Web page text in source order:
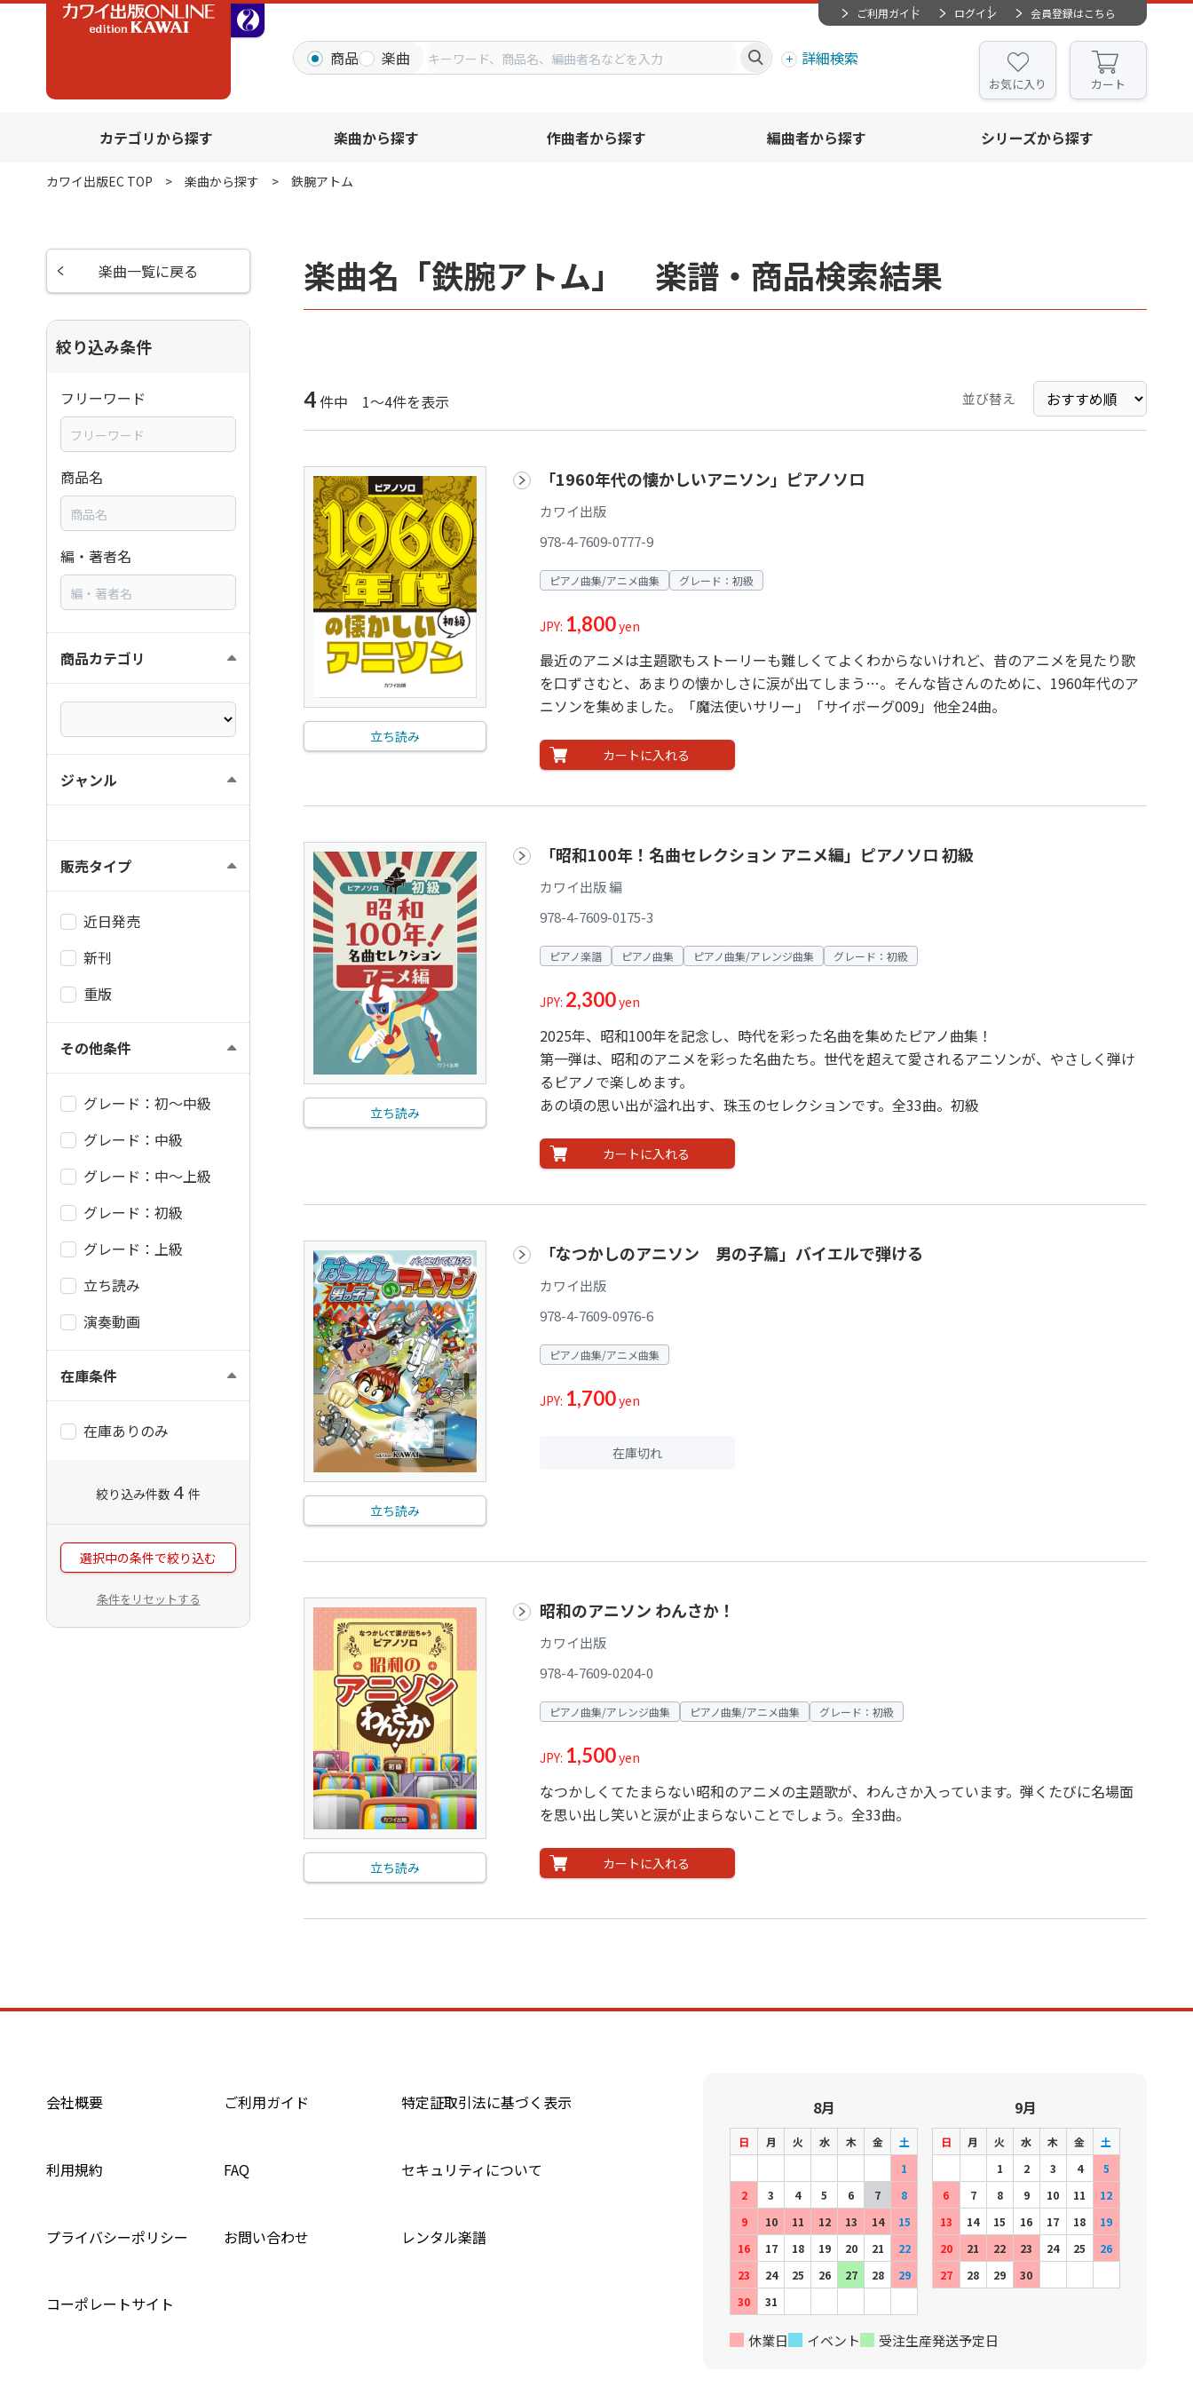
ご利用ガイド ログイン 会員登録はこちら
商品 楽曲 詳細検索
お気に入り カート
カテゴリから探す 楽曲から探す 作曲者から探す 編曲者から探す シリーズから探す
カワイ出版EC TOP 楽曲から探す 鉄腕アトム
楽曲名「鉄腕アトム」 楽譜・商品検索結果
4件中 1～4件を表示 並び替え
立ち読み
「1960年代の懐かしいアニソン」ピアノソロ
カワイ出版
978-4-7609-0777-9
ピアノ曲集/アニメ曲集 グレード：初級
JPY: 1,800yen
最近のアニメは主題歌もストーリーも難しくてよくわからないけれど、昔のアニメを見たり歌
を口ずさむと、あまりの懐かしさに涙が出てしまう…。そんな皆さんのために、1960年代のア
ニソンを集めました。「魔法使いサリー」「サイボーグ009」他全24曲。
カートに入れる
立ち読み
「昭和100年！名曲セレクション アニメ編」ピアノソロ 初級
カワイ出版 編
978-4-7609-0175-3
ピアノ楽譜 ピアノ曲集 ピアノ曲集/アレンジ曲集 グレード：初級
JPY: 2,300yen
2025年、昭和100年を記念し、時代を彩った名曲を集めたピアノ曲集！
第一弾は、昭和のアニメを彩った名曲たち。世代を超えて愛されるアニソンが、やさしく弾け
るピアノで楽しめます。
あの頃の思い出が溢れ出す、珠玉のセレクションです。全33曲。初級
カートに入れる
立ち読み
「なつかしのアニソン 男の子篇」バイエルで弾ける
カワイ出版
978-4-7609-0976-6
ピアノ曲集/アニメ曲集
JPY: 1,700yen
在庫切れ
立ち読み
昭和のアニソン わんさか！
カワイ出版
978-4-7609-0204-0
ピアノ曲集/アレンジ曲集 ピアノ曲集/アニメ曲集 グレード：初級
JPY: 1,500yen
なつかしくてたまらない昭和のアニメの主題歌が、わんさか入っています。弾くたびに名場面
を思い出し笑いと涙が止まらないことでしょう。全33曲。
カートに入れる
楽曲一覧に戻る
絞り込み条件
フリーワード
商品名
編・著者名
商品カテゴリ
ジャンル
販売タイプ
近日発売
新刊
重版
その他条件
グレード：初～中級
グレード：中級
グレード：中～上級
グレード：初級
グレード：上級
立ち読み
演奏動画
在庫条件
在庫ありのみ
絞り込み件数 4 件
選択中の条件で絞り込む
条件をリセットする
会社概要 ご利用ガイド 特定証取引法に基づく表示
利用規約 FAQ セキュリティについて
プライバシーポリシー お問い合わせ レンタル楽譜
コーポレートサイト
8月
日 月 火 水 木 金
土
1
2
3 4 5 6 7
8
9
10 11 12 13 14
15
16
17 18 19 20 21
22
23
24 25 26 27 28
29
30
31
9月
日 月 火 水 木 金
土
1
2 3 4
5
6
7 8 9 10 11
12
13
14 15 16 17 18
19
20
21 22 23 24 25
26
27
28 29 30
休業日 イベント 受注生産発送予定日